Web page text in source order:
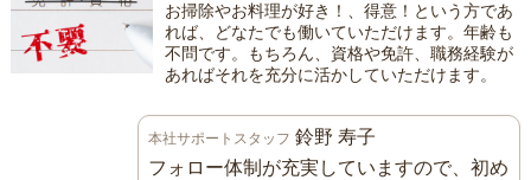
お掃除やお料理が好き！、得意！という方であ
れば、どなたでも働いていただけます。年齢も
不問です。もちろん、資格や免許、職務経験が
あればそれを充分に活かしていただけます。
本社サポートスタッフ 鈴野 寿子
フォロー体制が充実していますので、初め